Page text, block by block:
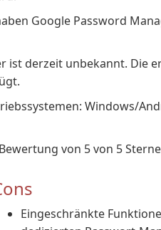
Google Password
ist derzeit unbekannt. Die
Windows/
von 5 von 5
Eingeschränkte